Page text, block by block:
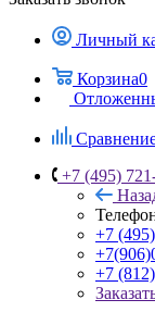
Личный
Корзина0
+7 (495)
+7
+7